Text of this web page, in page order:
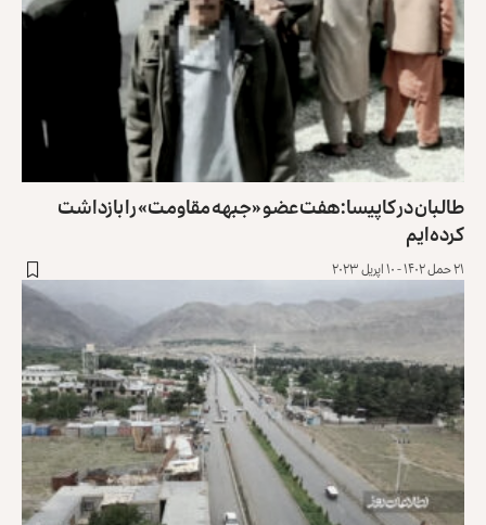
طالبان در کاپیسا: هفت عضو «جبهه مقاومت» را بازداشت
کرده‌ایم
۲۱ حمل ۱۴۰۲ - ۱۰ اپریل ۲۰۲۳